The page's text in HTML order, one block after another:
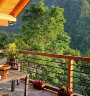
5.0 de 5; 16